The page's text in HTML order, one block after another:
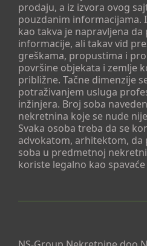
prodaju, a iz izvora ovog
pouzdanim informacijama.
kao takva je napravljena
informacije, ali takav vid
greškama, propustima i
površine objekata i zemlje
približne. Tačne dimenzije
potraživanjem usluga
inžinjera. Broj soba
nekretnina koje se nude
Svaka osoba treba da se
advokatom, arhitektom, da
soba u predmetnoj
koriste legalno kao spavaće